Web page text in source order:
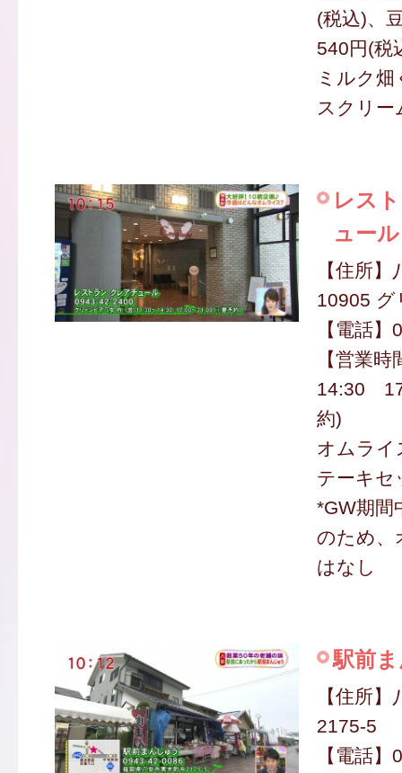
(税込)、
540円(税
ミルク
スクリー
レス
ュール
【住所
10905 グ
【電話
【営業
14:30
約)
オムライ
テーキセ
*GW期間
のため、
はなし
駅前
【住所
2175-5
【電話